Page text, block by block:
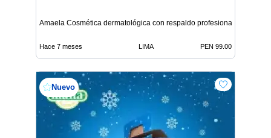
Amaela Cosmética dermatológica con respaldo profesional
Hace 7 meses LIMA PEN 99.00
Nuevo